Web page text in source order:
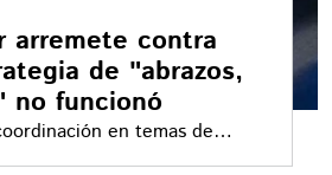
arremete contra
de "abrazos,
no funcionó
en temas de
países se debilitó